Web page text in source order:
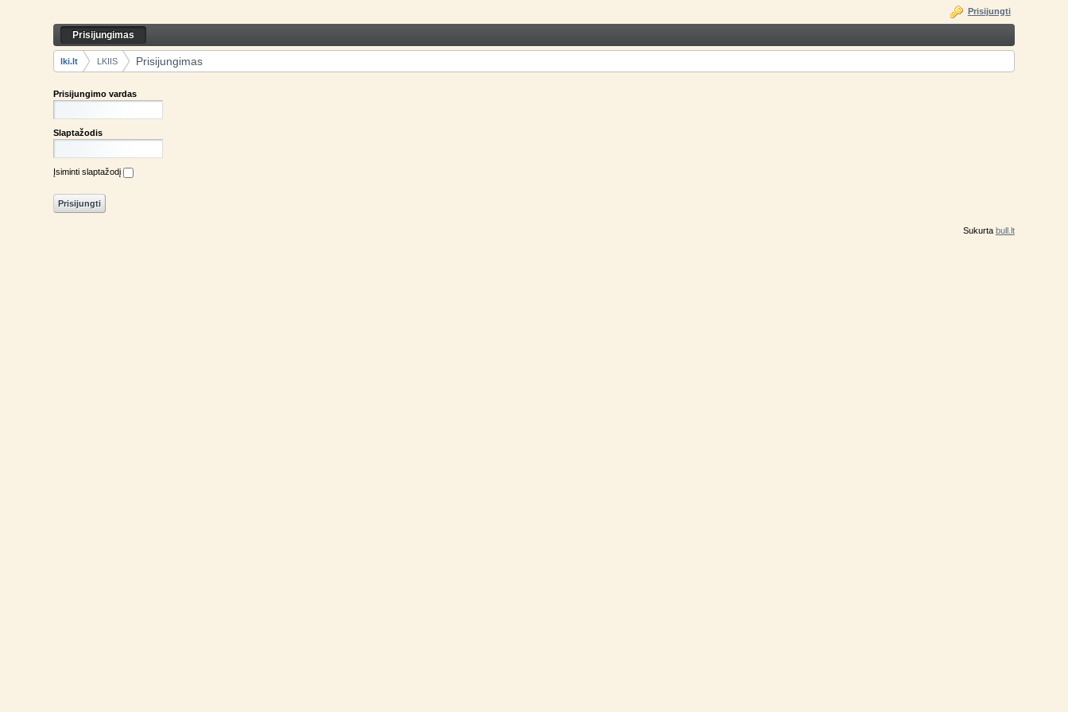
Prisijungimas
Prisijungti
Navigation
Prisijungimas
Breadcrumbs
lki.lt LKIIS Prisijungimas
Prisijungimo vardas
Slaptažodis
Įsiminti slaptažodį
Sukurta bull.lt